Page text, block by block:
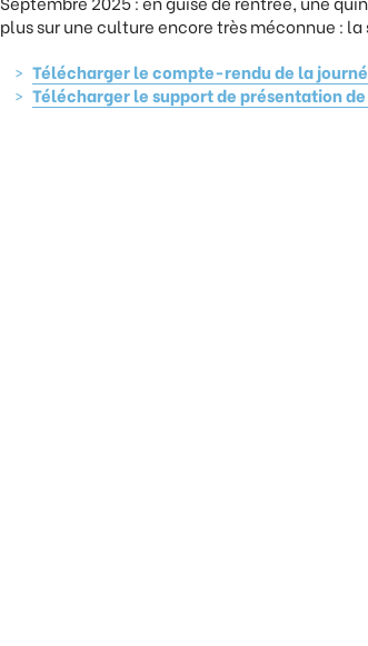
plus sur une culture encore très méconnue : la
Télécharger le compte-rendu de la
Télécharger le support de présentation